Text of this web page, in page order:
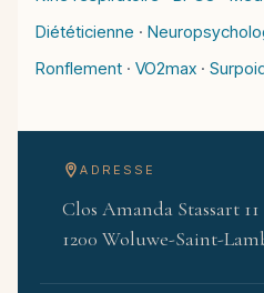
Diététicienne ·
Ronflement · VO2max ·
ADRESSE
Clos Amanda Stassart 11
1200 Woluwe-Saint-